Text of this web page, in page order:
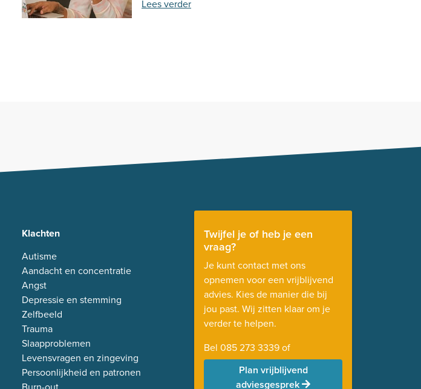
Lees verder
Twijfel je of heb je een
vraag?
Je kunt contact met ons
opnemen voor een vrijblijvend
advies. Kies de manier die bij
jou past. Wij zitten klaar om je
verder te helpen.
Bel 085 273 3339of
Plan vrijblijvend
adviesgesprek
Klachten
Autisme
Aandacht en concentratie
Angst
Depressie en stemming
Zelfbeeld
Trauma
Slaapproblemen
Levensvragen en zingeving
Persoonlijkheid en patronen